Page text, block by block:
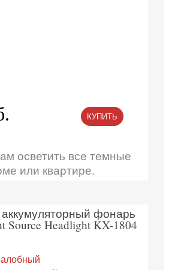
КУПИТЬ
осветить все темные
или квартире.
фонарь
Source Headlight KX-1804